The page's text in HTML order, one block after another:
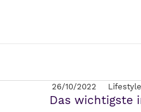
26/10/2022 Lifestyle
Das wichtigste